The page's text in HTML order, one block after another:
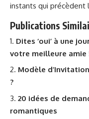
instants qui précèdent
Publications
Dites ‘oui’ à une
votre meilleure amie
Modèle
?
20 idées de
romantiques